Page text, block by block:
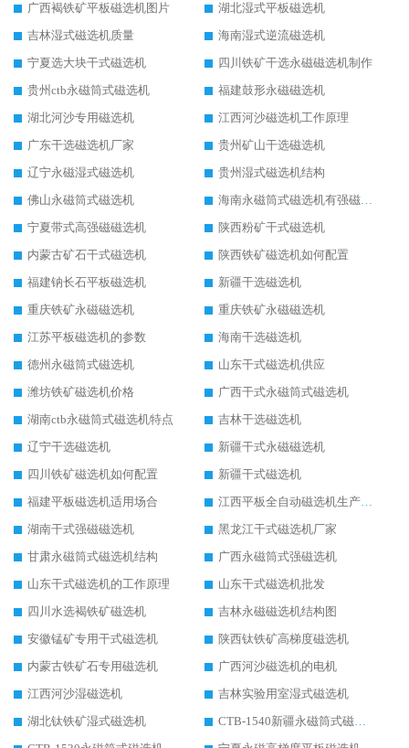
广西褐铁矿平板磁选机图片
湖北湿式平板磁选机
吉林湿式磁选机质量
海南湿式逆流磁选机
宁夏选大块干式磁选机
四川铁矿干选永磁磁选机制作
贵州ctb永磁筒式磁选机
福建鼓形永磁磁选机
湖北河沙专用磁选机
江西河沙磁选机工作原理
广东干选磁选机厂家
贵州矿山干选磁选机
辽宁永磁湿式磁选机
贵州湿式磁选机结构
佛山永磁筒式磁选机
海南永磁筒式磁选机有强磁的吗
宁夏带式高强磁磁选机
陕西粉矿干式磁选机
内蒙古矿石干式磁选机
陕西铁矿磁选机如何配置
福建钠长石平板磁选机
新疆干选磁选机
重庆铁矿永磁磁选机
重庆铁矿永磁磁选机
江苏平板磁选机的参数
海南干选磁选机
德州永磁筒式磁选机
山东干式磁选机供应
潍坊铁矿磁选机价格
广西干式永磁筒式磁选机
湖南ctb永磁筒式磁选机特点
吉林干选磁选机
辽宁干选磁选机
新疆干式永磁磁选机
四川铁矿磁选机如何配置
新疆干式磁选机
福建平板磁选机适用场合
江西平板全自动磁选机生产厂家
湖南干式强磁磁选机
黑龙江干式磁选机厂家
甘肃永磁筒式磁选机结构
广西永磁筒式强磁选机
山东干式磁选机的工作原理
山东干式磁选机批发
四川水选褐铁矿磁选机
吉林永磁磁选机结构图
安徽锰矿专用干式磁选机
陕西钛铁矿高梯度磁选机
内蒙古铁矿石专用磁选机
广西河沙磁选机的电机
江西河沙湿磁选机
吉林实验用室湿式磁选机
湖北钛铁矿湿式磁选机
CTB-1540新疆永磁筒式磁选机